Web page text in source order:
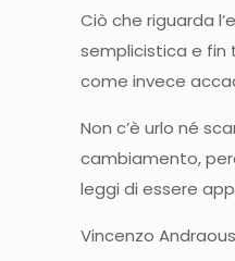
Ciò che riguarda
semplicistica e fin
come invece
Non c’è urlo né
cambiamento,
leggi di essere
Vincenzo Andraous